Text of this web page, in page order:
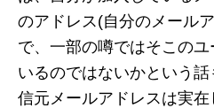
のアドレス(自分のメール
で、一部の噂ではそこの
いるのではないかという
信元メールアドレスは実